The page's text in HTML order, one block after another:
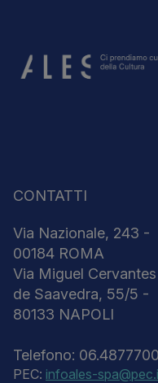
CONTATTI
Via Nazionale, 243 -
00184 ROMA
Via Miguel Cervantes
de Saavedra, 55/5 -
80133 NAPOLI
Telefono:
PEC: infoales-